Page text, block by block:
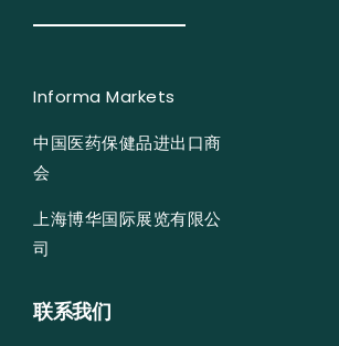
Informa Markets
中国医药保健品进出口商
会
上海博华国际展览有限公
司
联系我们